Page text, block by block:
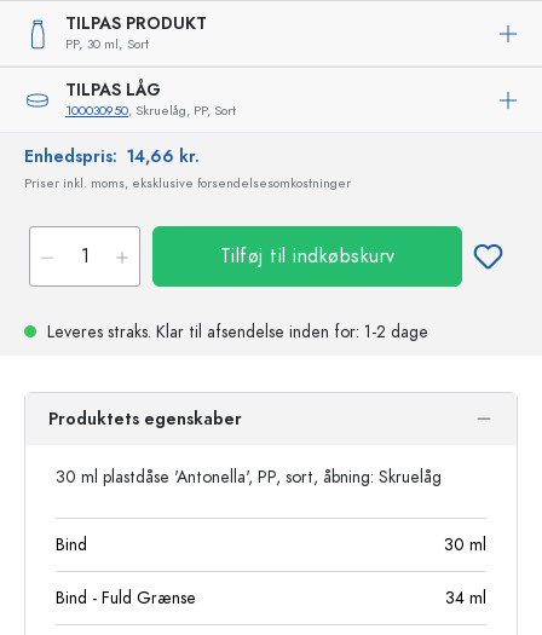
TILPAS PRODUKT
PP, 30 ml, Sort
TILPAS LÅG
100030950, Skruelåg, PP, Sort
Enhedspris: 14,66 kr.
Priser inkl. moms, eksklusive forsendelsesomkostninger
Tilføj til indkøbskurv
Leveres straks. Klar til afsendelse inden for: 1-2 dage
Produktets egenskaber
30 ml plastdåse 'Antonella', PP, sort, åbning: Skruelåg
Bind 30 ml
Bind - Fuld Grænse 34 ml